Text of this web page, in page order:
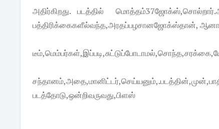
அதிர்கிறது. படத்தில்
பத்திரிக்கைகளீல்வந்த,அரதப்பழசானஜோக்ஸ்தான்,
படத்தோடு,ஒன்றிவருவது,பிளஸ்